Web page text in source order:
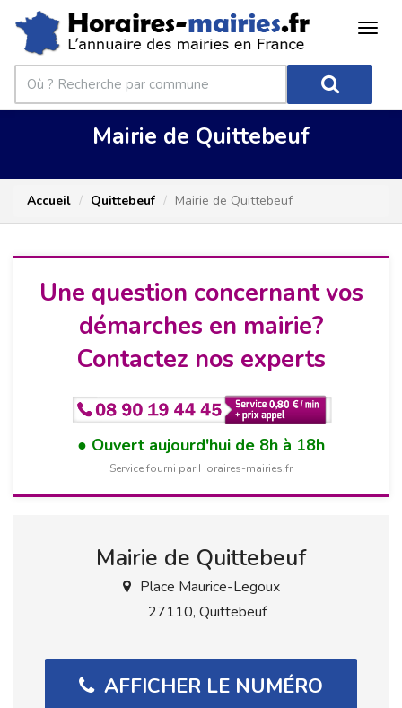
Mairie de Quittebeuf
Accueil Quittebeuf Mairie de Quittebeuf
Une question concernant vos
démarches en mairie?
Contactez nos experts
Ouvert aujourd'hui de 8h à 18h
Service fourni par Horaires-mairies.fr
Mairie de Quittebeuf
Place Maurice-Legoux
27110, Quittebeuf
AFFICHER LE NUMÉRO